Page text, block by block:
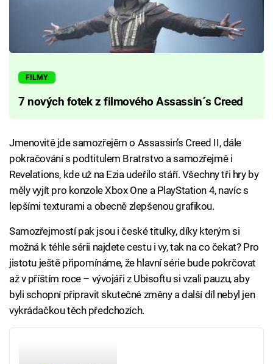
FILMY
7 nových fotek z filmového Assassin´s Creed
Jmenovitě jde samozřejěm o Assassin’s Creed II, dále
pokračování s podtitulem Bratrstvo a samozřejmě i
Revelations, kde už na Ezia udeřilo stáří. Všechny tři hry by
měly vyjít pro konzole Xbox One a PlayStation 4, navíc s
lepšími texturami a obecně zlepšenou grafikou.
Samozřejmostí pak jsou i české titulky, díky kterým si
možná k téhle sérii najdete cestu i vy, tak na co čekat? Pro
jistotu ještě připomínáme, že hlavní série bude pokrčovat
až v příštím roce – vývojáři z Ubisoftu si vzali pauzu, aby
byli schopní připravit skutečné změny a další díl nebyl jen
vykrádačkou těch předchozích.